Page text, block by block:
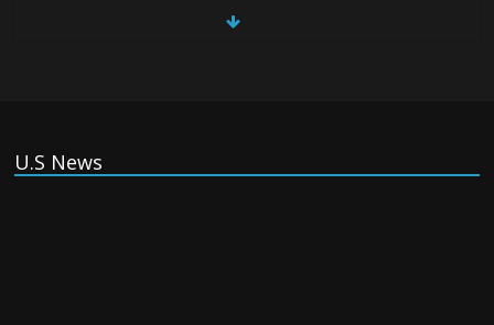
China, Russia, Iran and North Korea
U.S News